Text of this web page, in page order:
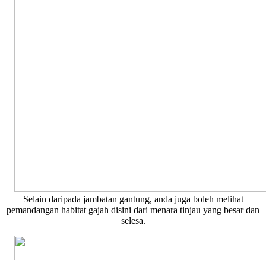
Selain daripada jambatan gantung, anda juga boleh melihat
pemandangan habitat gajah disini dari menara tinjau yang besar dan
selesa.